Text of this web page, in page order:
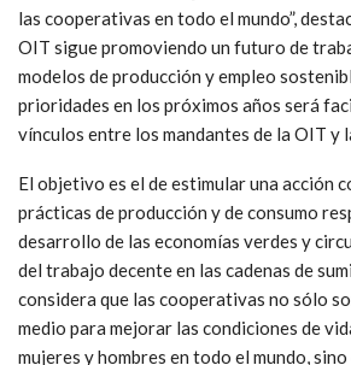
las cooperativas en todo el mundo”,
OIT sigue promoviendo un futuro de
modelos de producción y empleo
prioridades en los próximos años será
vínculos entre los mandantes de la OIT y
El objetivo es el de estimular una acción
prácticas de producción y de consumo
desarrollo de las economías verdes y
del trabajo decente en las cadenas de
considera que las cooperativas no sólo
medio para mejorar las condiciones de
mujeres y hombres en todo el mundo,